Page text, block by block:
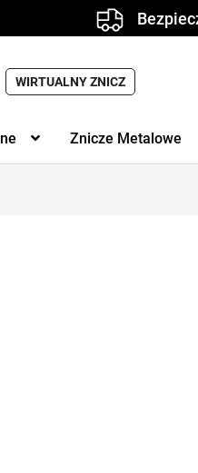
WIRTUALNY ZNICZ
Znicze Metalowe